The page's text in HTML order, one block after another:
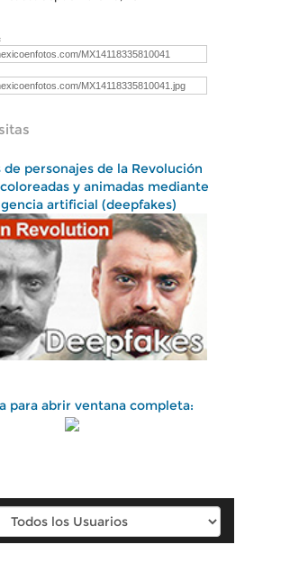
personajes de la Revolución
y animadas mediante
artificial (deepfakes)
para abrir ventana completa: